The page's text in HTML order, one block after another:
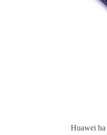
Huawei ha